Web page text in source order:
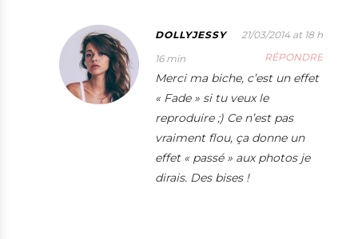
DOLLYJESSY
21/03/2014 at 18 h
16 min
RÉPONDRE
Merci ma biche, c’est un effet
« Fade » si tu veux le
reproduire ;) Ce n’est pas
vraiment flou, ça donne un
effet « passé » aux photos je
dirais. Des bises !